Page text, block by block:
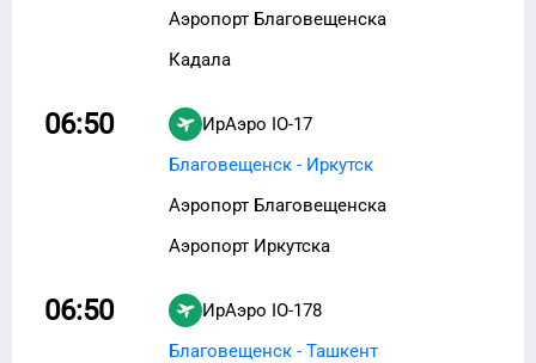
Аэропорт Благовещенска
Кадала
06:50 ИрАэро IO-17
Благовещенск - Иркутск
Аэропорт Благовещенска
Аэропорт Иркутска
06:50 ИрАэро IO-178
Благовещенск - Ташкент